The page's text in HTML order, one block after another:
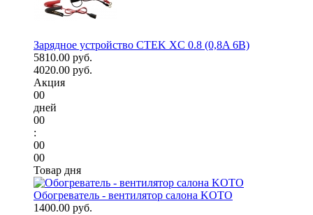
Зарядное устройство CTEK XC 0.8 (0,8A 6В)
5810.00 руб.
4020.00 руб.
Акция
00
дней
00
:
00
00
Товар дня
Обогреватель - вентилятор салона KOTO
1400.00 руб.